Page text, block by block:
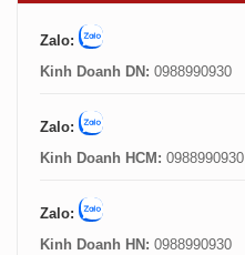
Zalo:
Kinh Doanh DN: 0988990930
Zalo:
Kinh Doanh HCM: 0988990930
Zalo:
Kinh Doanh HN: 0988990930